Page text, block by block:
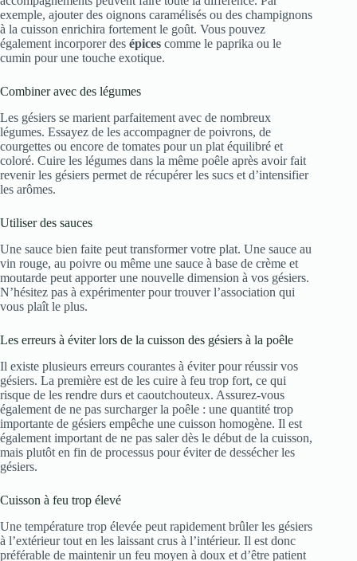
exemple, ajouter des oignons caramélisés ou des champignons
à la cuisson enrichira fortement le goût. Vous pouvez
également incorporer des épices comme le paprika ou le
cumin pour une touche exotique.
Combiner avec des légumes
Les gésiers se marient parfaitement avec de nombreux
légumes. Essayez de les accompagner de poivrons, de
courgettes ou encore de tomates pour un plat équilibré et
coloré. Cuire les légumes dans la même poêle après avoir fait
revenir les gésiers permet de récupérer les sucs et d’intensifier
les arômes.
Utiliser des sauces
Une sauce bien faite peut transformer votre plat. Une sauce au
vin rouge, au poivre ou même une sauce à base de crème et
moutarde peut apporter une nouvelle dimension à vos gésiers.
N’hésitez pas à expérimenter pour trouver l’association qui
vous plaît le plus.
Les erreurs à éviter lors de la cuisson des gésiers à la poêle
Il existe plusieurs erreurs courantes à éviter pour réussir vos
gésiers. La première est de les cuire à feu trop fort, ce qui
risque de les rendre durs et caoutchouteux. Assurez-vous
également de ne pas surcharger la poêle : une quantité trop
importante de gésiers empêche une cuisson homogène. Il est
également important de ne pas saler dès le début de la cuisson,
mais plutôt en fin de processus pour éviter de dessécher les
gésiers.
Cuisson à feu trop élevé
Une température trop élevée peut rapidement brûler les gésiers
à l’extérieur tout en les laissant crus à l’intérieur. Il est donc
préférable de maintenir un feu moyen à doux et d’être patient